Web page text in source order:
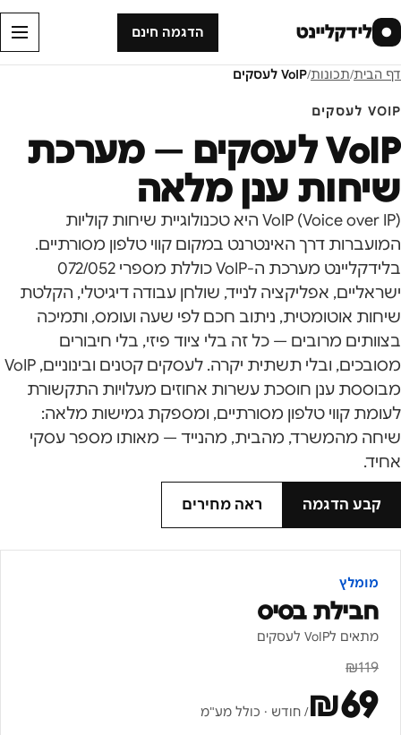
● לידקליינט הדגמה חינם
דף הבית/תכונות/VoIP לעסקים
VOIP לעסקים
VoIP לעסקים — מערכת
שיחות ענן מלאה
VoIP (Voice over IP) היא טכנולוגיית שיחות קוליות
המועברות דרך האינטרנט במקום קווי טלפון מסורתיים.
בלידקליינט מערכת ה-VoIP כוללת מספרי 072/052
ישראליים, אפליקציה לנייד, שולחן עבודה דיגיטלי, הקלטת
שיחות אוטומטית, ניתוב חכם לפי שעה ועומס, ותמיכה
בצוותים מרובים — כל זה בלי ציוד פיזי, בלי חיבורים
מסובכים, ובלי תשתית יקרה. לעסקים קטנים ובינוניים, VoIP
מבוססת ענן חוסכת עשרות אחוזים מעלויות התקשורת
לעומת קווי טלפון מסורתיים, ומספקת גמישות מלאה:
שיחה מהמשרד, מהבית, מהנייד — מאותו מספר עסקי
אחיד.
קבע הדגמה ראה מחירים
מומלץ
חבילת בסיס
מתאים לVoIP לעסקים
₪119
₪69 / חודש · כולל מע"מ